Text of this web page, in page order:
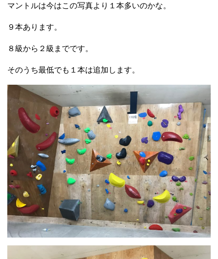
マントルは今はこの写真より１本多いのかな。
９本あります。
８級から２級までです。
そのうち最低でも１本は追加します。